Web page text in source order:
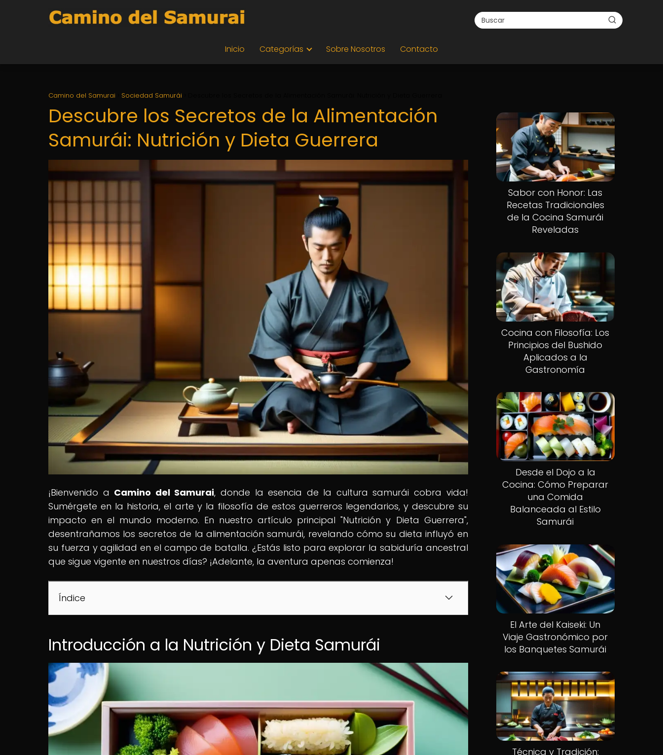
Inicio Categorías Sobre Nosotros Contacto
Camino del Samurai Sociedad Samurái
Descubre los Secretos de la Alimentación
Samurái: Nutrición y Dieta Guerrera
¡Bienvenido a Camino del Samurai, donde la esencia de la cultura samurái cobra vida!
Sumérgete en la historia, el arte y la filosofía de estos guerreros legendarios, y descubre su
impacto en el mundo moderno. En nuestro artículo principal "Nutrición y Dieta Guerrera",
desentrañamos los secretos de la alimentación samurái, revelando cómo su dieta influyó en
su fuerza y agilidad en el campo de batalla. ¿Estás listo para explorar la sabiduría ancestral
que sigue vigente en nuestros días? ¡Adelante, la aventura apenas comienza!
Índice
Introducción a la Nutrición y Dieta Samurái
Sabor con Honor: Las
Recetas Tradicionales
de la Cocina Samurái
Reveladas
Cocina con Filosofía: Los
Principios del Bushido
Aplicados a la
Gastronomía
Desde el Dojo a la
Cocina: Cómo Preparar
una Comida
Balanceada al Estilo
Samurái
El Arte del Kaiseki: Un
Viaje Gastronómico por
los Banquetes Samurái
Técnica y Tradición: